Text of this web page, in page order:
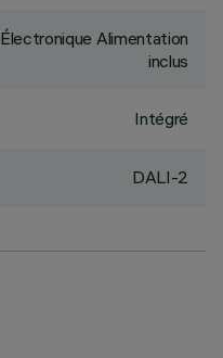
Électronique Alimentation
inclus
Intégré
DALI-2